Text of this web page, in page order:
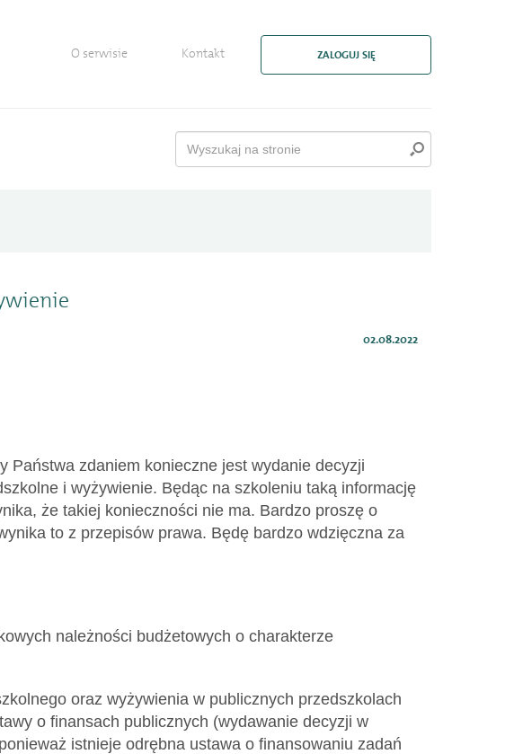
O serwisie Kontakt ZALOGUJ SIĘ
02.08.2022
Państwa zdaniem konieczne jest wydanie decyzji
i wyżywienie. Będąc na szkoleniu taką informację
że takiej konieczności nie ma. Bardzo proszę o
to z przepisów prawa. Będę bardzo wdzięczna za
należności budżetowych o charakterze
oraz wyżywienia w publicznych przedszkolach
o finansach publicznych (wydawanie decyzji w
istnieje odrębna ustawa o finansowaniu zadań